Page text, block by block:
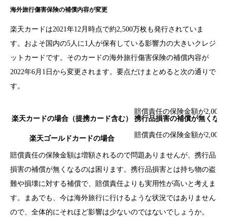
海外旅行傷害保険の補償内容が変更
楽天カードは2021年12月時点で約2,500万枚も発行されていま
す。およそ国内の5人に1人が保有している影響力の大きいクレジ
ットカードです。そのカードの海外旅行傷害保険の補償内容が
2022年6月1日から変更されます。要点だけまとめると次の通りで
す。
楽天カードの場合（提携カード含む）
賠償責任の保険金額が2,000
携行品損害の補償が無くな
楽天ゴールドカードの場合 賠償責任の保険金額が2,000
賠償責任の保険金額は増額されるので問題ありませんが、携行品
損害の補償が無くなるのは困ります。携行品損害とは持ち物の盗
難や損壊に対する補償で、賠償責任よりも実用性が高いと考えま
す。まあでも、今は海外旅行に行けるような状況ではありません
ので、全体的にそれほど影響は少ないのではないでしょうか。